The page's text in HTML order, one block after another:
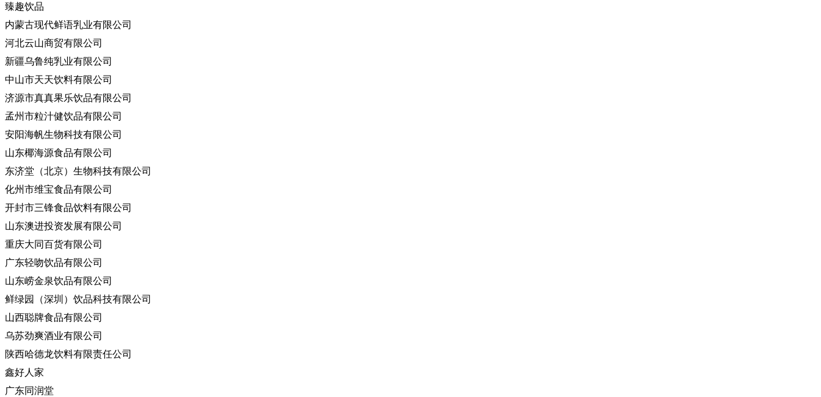
臻趣饮品
内蒙古现代鲜语乳业有限公司
河北云山商贸有限公司
新疆乌鲁纯乳业有限公司
中山市天天饮料有限公司
济源市真真果乐饮品有限公司
孟州市粒汁健饮品有限公司
安阳海帆生物科技有限公司
山东椰海源食品有限公司
东济堂（北京）生物科技有限公司
化州市维宝食品有限公司
开封市三锋食品饮料有限公司
山东澳进投资发展有限公司
重庆大同百货有限公司
广东轻吻饮品有限公司
山东崂金泉饮品有限公司
鲜绿园（深圳）饮品科技有限公司
山西聪牌食品有限公司
乌苏劲爽酒业有限公司
陕西哈德龙饮料有限责任公司
鑫好人家
广东同润堂